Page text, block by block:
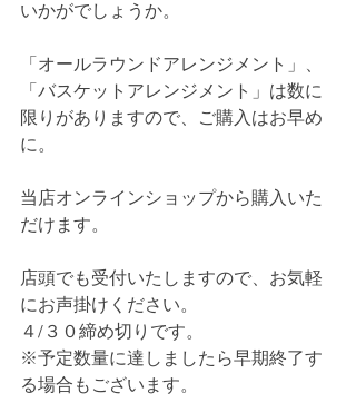
いかがでしょうか。
「オールラウンドアレンジメント」、
「バスケットアレンジメント」は数に
限りがありますので、ご購入はお早め
に。
当店オンラインショップから購入いた
だけます。
店頭でも受付いたしますので、お気軽
にお声掛けください。
４/３０締め切りです。
※予定数量に達しましたら早期終了す
る場合もございます。